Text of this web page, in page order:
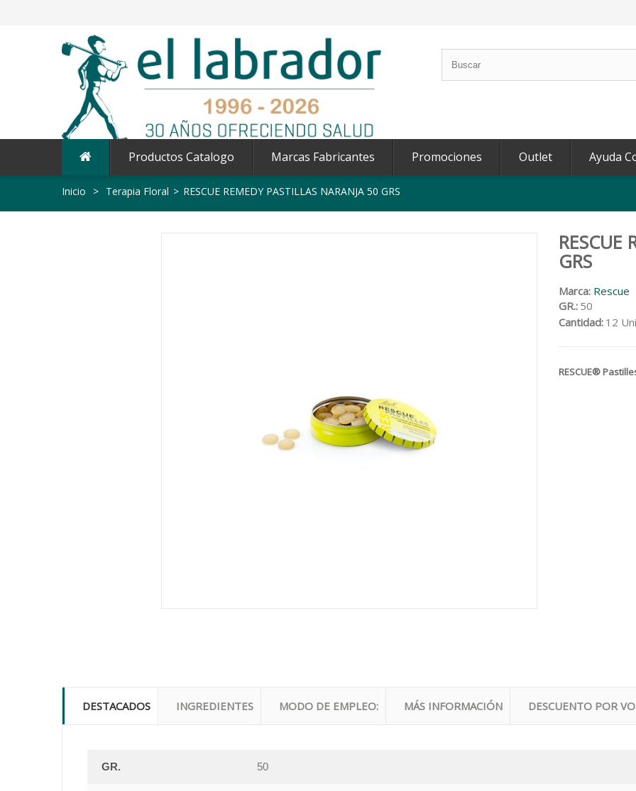
Productos Catalogo Marcas Fabricantes Promociones Outlet Ayuda
Inicio > Terapia Floral > RESCUE REMEDY PASTILLAS NARANJA 50 GRS
RESCUE
GRS
Marca: Rescue
GR.: 50
Cantidad: 12
RESCUE®
DESTACADOS INGREDIENTES MODO DE EMPLEO: MÁS INFORMACIÓN DESCUENTO POR
GR. 50